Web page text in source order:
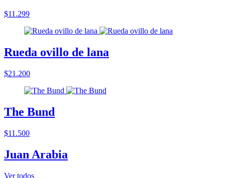
$11.299
Rueda ovillo de lana
$21.200
The Bund
$11.500
Juan Arabia
Ver todos